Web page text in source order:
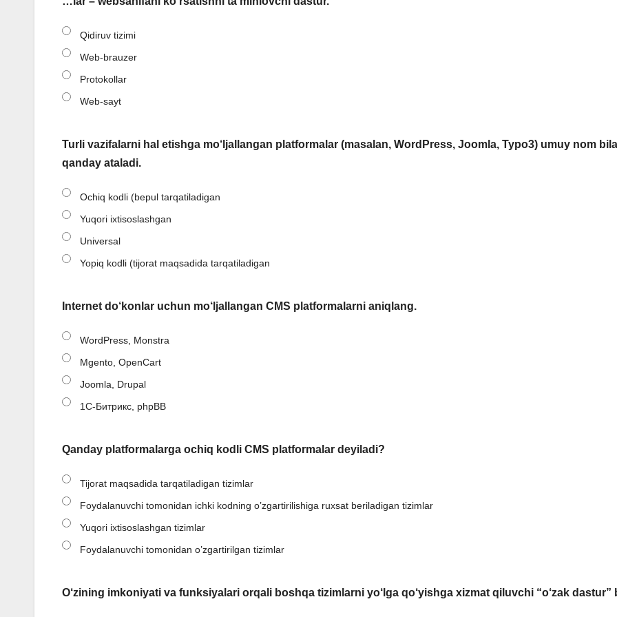
Qidiruv tizimi
Web-brauzer
Protokollar
Web-sayt
Turli vazifalarni hal etishga mo‘ljallangan platformalar (masalan, WordPress, Joomla, Typo3) umuy nom
qanday ataladi.
Ochiq kodli (bepul tarqatiladigan
Yuqori ixtisoslashgan
Universal
Yopiq kodli (tijorat maqsadida tarqatiladigan
Internet do‘konlar uchun mo‘ljallangan CMS platformalarni aniqlang.
WordPress, Monstra
Mgento, OpenCart
Joomla, Drupal
1C-Битрикс, phpBB
Qanday platformalarga ochiq kodli CMS platformalar deyiladi?
Tijorat maqsadida tarqatiladigan tizimlar
Foydalanuvchi tomonidan ichki kodning o’zgartirilishiga ruxsat beriladigan tizimlar
Yuqori ixtisoslashgan tizimlar
Foydalanuvchi tomonidan o’zgartirilgan tizimlar
O‘zining imkoniyati va funksiyalari orqali boshqa tizimlarni yo‘lga qo‘yishga xizmat qiluvchi “o‘zak dastur”